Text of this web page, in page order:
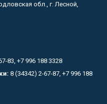
обл., г. Лесной,
83, +7 996 188 3328
8 (34342) 2-67-87, +7 996 188